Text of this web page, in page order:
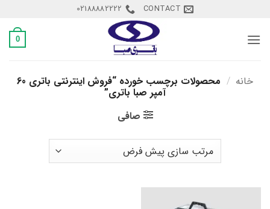
content
CONTACT
02188882222
0
خانه / محصولات برچسب خورده “فروش اینترنتی باتری 60
آمپر صبا باتری”
صافی